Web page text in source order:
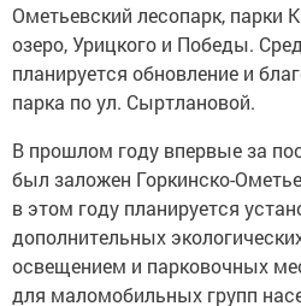
Ометьевский лесопарк, парки
озеро, Урицкого и Победы.
планируется обновление и
парка по ул. Сыртлановой.
В прошлом году впервые за
был заложен Горкинско-
в этом году планируется
дополнительных
освещением и парковочных
для маломобильных групп